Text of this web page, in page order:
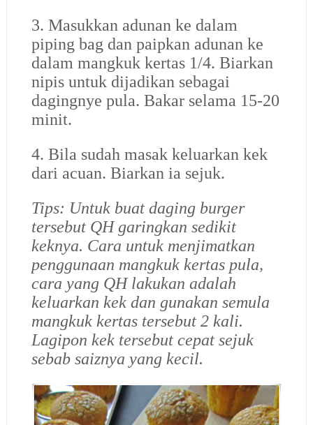
3. Masukkan adunan ke dalam
piping bag dan paipkan adunan ke
dalam mangkuk kertas 1/4. Biarkan
nipis untuk dijadikan sebagai
dagingnye pula. Bakar selama 15-20
minit.
4. Bila sudah masak keluarkan kek
dari acuan. Biarkan ia sejuk.
Tips: Untuk buat daging burger
tersebut QH garingkan sedikit
keknya. Cara untuk menjimatkan
penggunaan mangkuk kertas pula,
cara yang QH lakukan adalah
keluarkan kek dan gunakan semula
mangkuk kertas tersebut 2 kali.
Lagipon kek tersebut cepat sejuk
sebab saiznya yang kecil.